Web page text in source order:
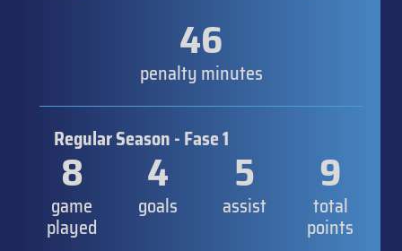
46
penalty minutes
Regular Season - Fase 1
8
game
played
4
goals
5
assist
9
total
points